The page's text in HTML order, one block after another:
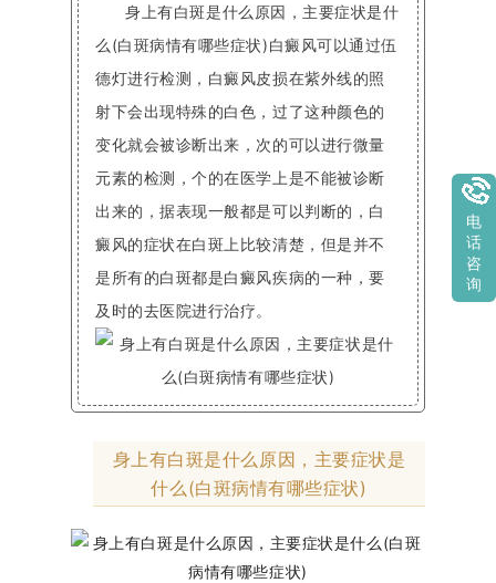
身上有白斑是什么原因，主要症状是什
么(白斑病情有哪些症状)白癜风可以通过伍
德灯进行检测，白癜风皮损在紫外线的照
射下会出现特殊的白色，过了这种颜色的
变化就会被诊断出来，次的可以进行微量
元素的检测，个的在医学上是不能被诊断
出来的，据表现一般都是可以判断的，白
癜风的症状在白斑上比较清楚，但是并不
是所有的白斑都是白癜风疾病的一种，要
及时的去医院进行治疗。
身上有白斑是什么原因，主要症状是
什么(白斑病情有哪些症状)
电
话
咨
询